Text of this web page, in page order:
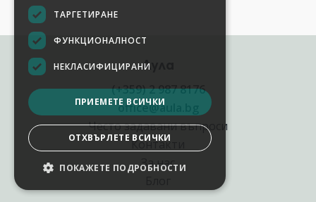
Аула
(+359) 2 987 8176
office@aula.bg
Често задавани въпроси
Контакти
За нас
ТАРГЕТИРАНЕ
ФУНКЦИОНАЛНОСТ
НЕКЛАСИФИЦИРАНИ
ПРИЕМЕТЕ ВСИЧКИ
ОТХВЪРЛЕТЕ ВСИЧКИ
ПОКАЖЕТЕ ПОДРОБНОСТИ